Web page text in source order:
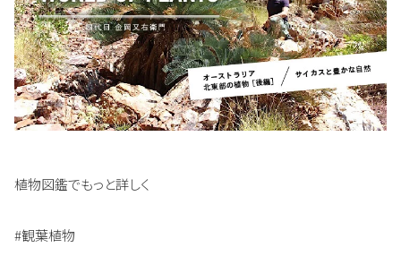
植物図鑑でもっと詳しく
#観葉植物